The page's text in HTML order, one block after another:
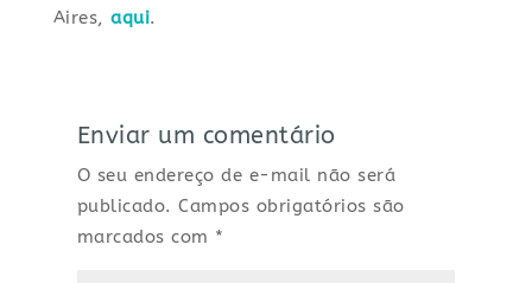
Aires,aqui.
Enviar um comentário
O seu endereço de e-mail não será
publicado. Campos obrigatórios são
marcados com *